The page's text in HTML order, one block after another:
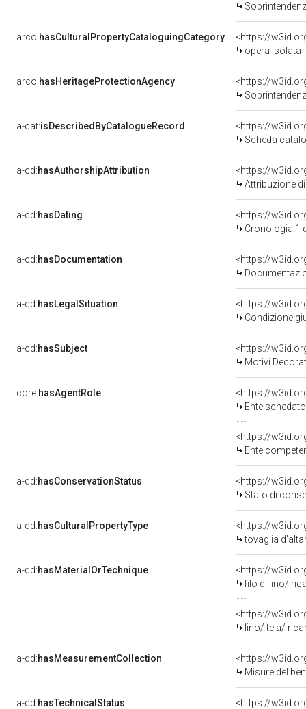
arco:hasCulturalPropertyCataloguingCategory
<https://
opera isolata
arco:hasHeritageProtectionAgency
<https://
a-cat:isDescribedByCatalogueRecord
<https://
Scheda
a-cd:hasAuthorshipAttribution
Attribuzione
a-cd:hasDating
<https://
Cronologia 1
a-cd:hasDocumentation
a-cd:hasLegalSituation
Condizione
a-cd:hasSubject
<https://
Motivi
core:hasAgentRole
<https://
Ente schedatore del
<https://
Ente competente per
a-dd:hasConservationStatus
<https://
Stato di
a-dd:hasCulturalPropertyType
<https://
tovaglia
a-dd:hasMaterialOrTechnique
filo di lino/
<https://
lino/ tela/
a-dd:hasMeasurementCollection
<https://
Misure del
a-dd:hasTechnicalStatus <https://